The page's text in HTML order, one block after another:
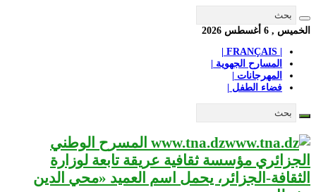
الخميس , 6 أغسطس 2026
المسارح الجهوية |
المهرجانات |
فضاء الطفل |
www.tna.dz المسرح الوطني
الجزائري مؤسسة ثقافية عريقة تابعة لوزارة
الثقافة-الجزائر، يحمل اسم العميد «محي الدين